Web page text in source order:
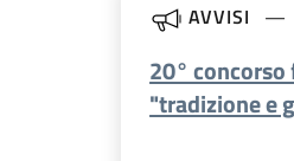
AVVISI
20°
"tradizione e